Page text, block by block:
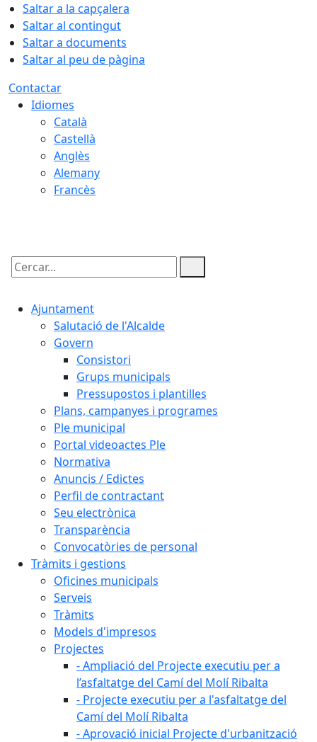
Saltar a la capçalera
Saltar al contingut
Saltar a documents
Saltar al peu de pàgina
Contactar
Idiomes
Català
Castellà
Anglès
Alemany
Francès
Cercar:
Ajuntament
Salutació de l'Alcalde
Govern
Consistori
Grups municipals
Pressupostos i plantilles
Plans, campanyes i programes
Ple municipal
Portal videoactes Ple
Normativa
Anuncis / Edictes
Perfil de contractant
Seu electrònica
Transparència
Convocatòries de personal
Tràmits i gestions
Oficines municipals
Serveis
Tràmits
Models d'impresos
Projectes
- Ampliació del Projecte executiu per a
l’asfaltatge del Camí del Molí Ribalta
- Projecte executiu per a l'asfaltatge del
Camí del Molí Ribalta
- Aprovació inicial Projecte d'urbanització